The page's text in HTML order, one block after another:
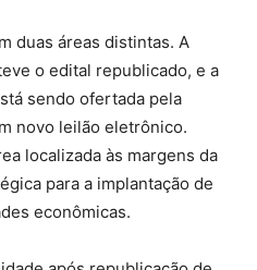
duas áreas distintas. A
o edital republicado, e a
sendo ofertada pela
novo leilão eletrônico.
localizada às margens da
para a implantação de
econômicas.